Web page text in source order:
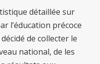
détaillée sur
l’éducation précoce
décidé de collecter le
national, de les